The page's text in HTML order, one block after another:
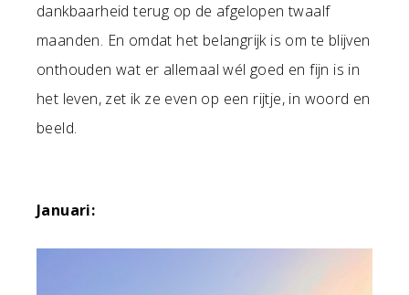
dankbaarheid terug op de afgelopen twaalf
maanden. En omdat het belangrijk is om te blijven
onthouden wat er allemaal wél goed en fijn is in
het leven, zet ik ze even op een rijtje, in woord en
beeld.
Januari: